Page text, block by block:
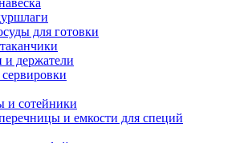
для готовки
и держатели
и сотейники
и емкости для специй